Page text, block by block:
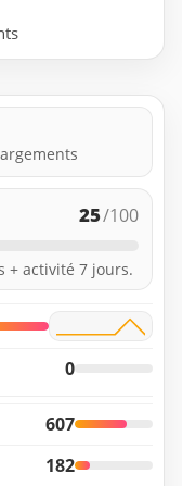
25/100
+ activité 7 jours.
0
607
182